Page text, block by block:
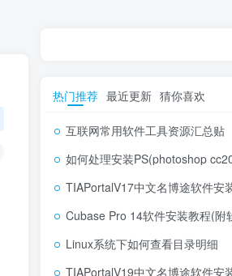
热门推荐 最近更新 猜你喜欢
互联网常用软件工具资源汇总贴
如何处理安装PS(photoshop cc2018) 时，提示系统或者IE
TIAPortalV17中文名博途软件安装教程(附软件
Cubase Pro 14软件安装教程(附软件下
Linux系统下如何查看目录明细
TIAPortalV19中文名博途软件安装教程(附软件